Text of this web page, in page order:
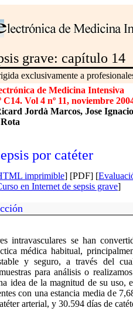
grave: capítulo 14
exclusivamente a
de Medicina Intensiva
Vol 4 nº 11, noviembre
Jordà Marcos, Jose Ignacio
por catéter
imprimible] [PDF] [
en Internet de sepsis grave]
intravasculares se han
médica habitual,
y seguro, a través del
para análisis o
idea de la magnitud de su
con una estancia media de
arterial, y 30.594 días de